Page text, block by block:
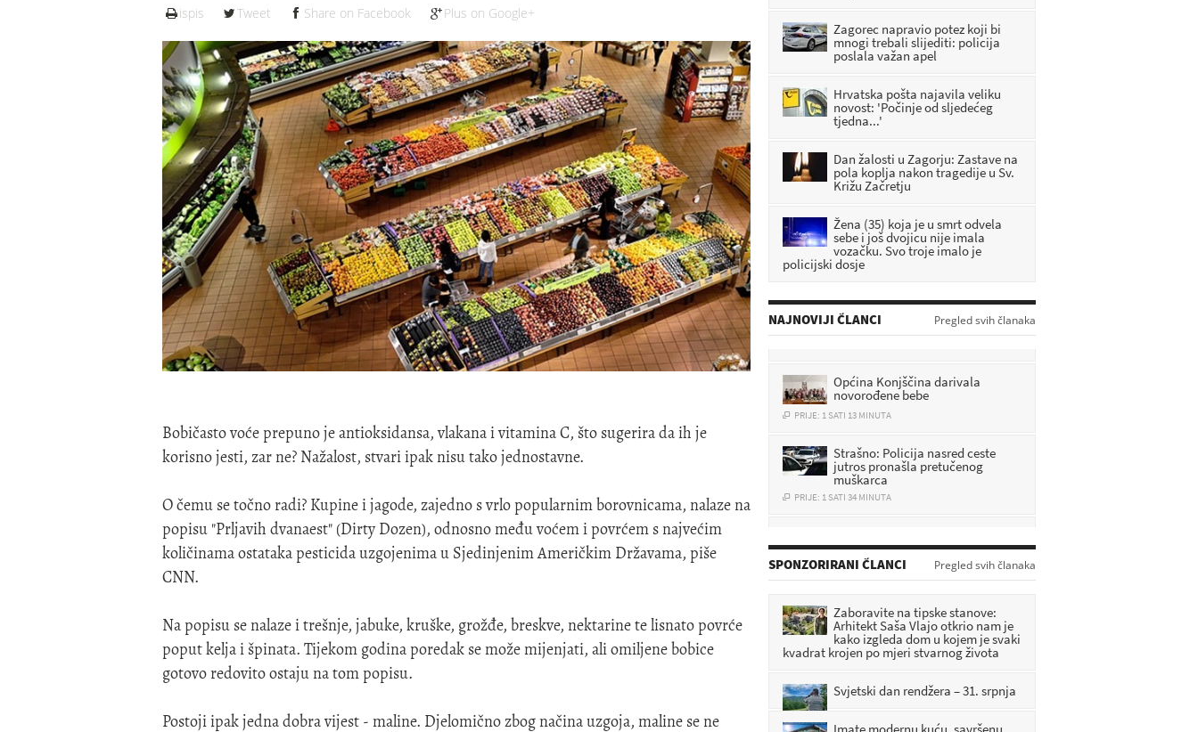
ispis Tweet Share on Facebook Plus on Google+
Bobičasto voće prepuno je antioksidansa, vlakana i vitamina C, što sugerira da ih je
korisno jesti, zar ne? Nažalost, stvari ipak nisu tako jednostavne.
O čemu se točno radi? Kupine i jagode, zajedno s vrlo popularnim borovnicama, nalaze na
popisu "Prljavih dvanaest" (Dirty Dozen), odnosno među voćem i povrćem s najvećim
količinama ostataka pesticida uzgojenima u Sjedinjenim Američkim Državama, piše
CNN.
Na popisu se nalaze i trešnje, jabuke, kruške, grožđe, breskve, nektarine te lisnato povrće
poput kelja i špinata. Tijekom godina poredak se može mijenjati, ali omiljene bobice
gotovo redovito ostaju na tom popisu.
Postoji ipak jedna dobra vijest - maline. Djelomično zbog načina uzgoja, maline se ne
Zagorec napravio potez koji bi
mnogi trebali slijediti: policija
poslala važan apel
Hrvatska pošta najavila veliku
novost: 'Počinje od sljedećeg
tjedna...'
Dan žalosti u Zagorju: Zastave na
pola koplja nakon tragedije u Sv.
Križu Začretju
Žena (35) koja je u smrt odvela
sebe i još dvojicu nije imala
vozačku. Svo troje imalo je
policijski dosje
NAJNOVIJI ČLANCI Pregled svih članaka
novorođene bebe
 PRIJE: 1 SATI 13 MINUTA
jutros pronašla pretučenog
muškarca
 PRIJE: 1 SATI 34 MINUTA
nekoliko tisuća eura
 PRIJE: 12 MINUTA
km/h, a kroz Dubrovčan 134 km/h
 PRIJE: 33 MINUTA
lažni mailovi MUP-a u kojima
prijete uhićenjem
 PRIJE: 51 MINUTA
SPONZORIRANI ČLANCI Pregled svih članaka
Zaboravite na tipske stanove:
Arhitekt Saša Vlajo otkrio nam je
kako izgleda dom u kojem je svaki
kvadrat krojen po mjeri stvarnog života
Svjetski dan rendžera – 31. srpnja